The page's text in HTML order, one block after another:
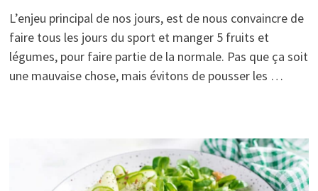
L’enjeu principal de nos jours, est de nous convaincre de
faire tous les jours du sport et manger 5 fruits et
légumes, pour faire partie de la normale. Pas que ça soit
une mauvaise chose, mais évitons de pousser les …